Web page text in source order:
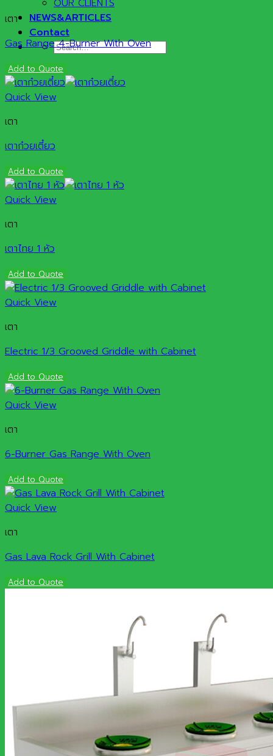
OUR CLIENTS
NEWS&ARTICLES
Contact
Search
เตา
Gas Range 4-Burner With Oven
Add to Quote
Quick View
เตา
เตาก๋วยเตี๋ยว
Add to Quote
Quick View
เตา
เตาไทย 1 หัว
Add to Quote
Quick View
เตา
Electric 1/3 Grooved Griddle with Cabinet
Add to Quote
Quick View
เตา
6-Burner Gas Range With Oven
Add to Quote
Quick View
เตา
Gas Lava Rock Grill With Cabinet
Add to Quote